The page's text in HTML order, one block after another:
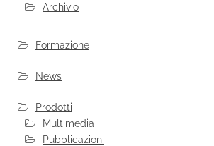
Archivio
Formazione
News
Prodotti
Multimedia
Pubblicazioni